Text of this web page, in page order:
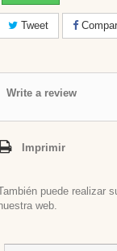
Tweet
Write a review
Imprimir
puede realizar
web.